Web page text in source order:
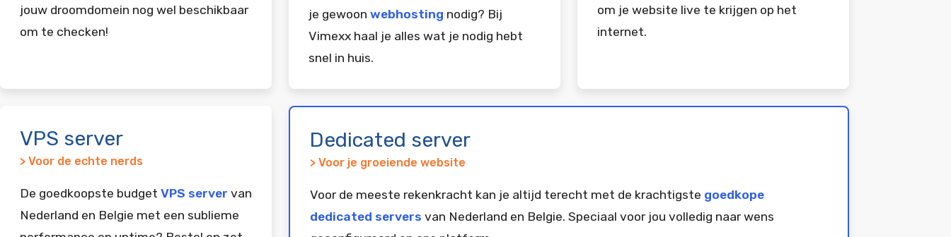
jouw droomdomein nog wel beschikbaar
om te checken!
je gewoon webhosting nodig? Bij
Vimexx haal je alles wat je nodig hebt
snel in huis.
om je website live te krijgen op het
internet.
VPS server
> Voor de echte nerds
De goedkoopste budget VPS server van
Nederland en Belgie met een sublieme
Dedicated server
> Voor je groeiende website
Voor de meeste rekenkracht kan je altijd terecht met de krachtigste goedkope
dedicated servers van Nederland en Belgie. Speciaal voor jou volledig naar wens